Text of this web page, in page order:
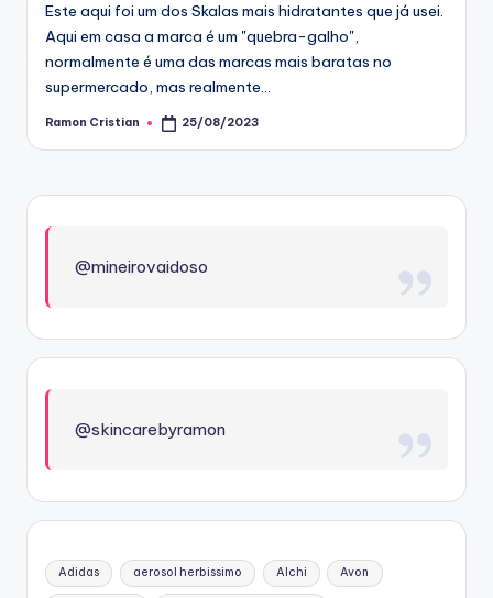
Este aqui foi um dos Skalas mais hidratantes que já usei.
Aqui em casa a marca é um "quebra-galho",
normalmente é uma das marcas mais baratas no
supermercado, mas realmente…
Posted
Ramon Cristian 25/08/2023
@mineirovaidoso
@skincarebyramon
Adidas aerosol herbissimo Alchi Avon